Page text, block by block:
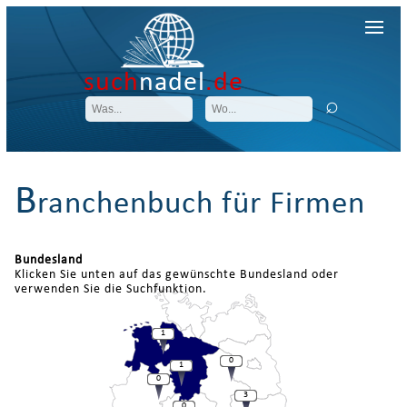
suchnadel.de
Branchenbuch für Firmen
Bundesland
Klicken Sie unten auf das gewünschte Bundesland oder
verwenden Sie die Suchfunktion.
3
0
1
1
0